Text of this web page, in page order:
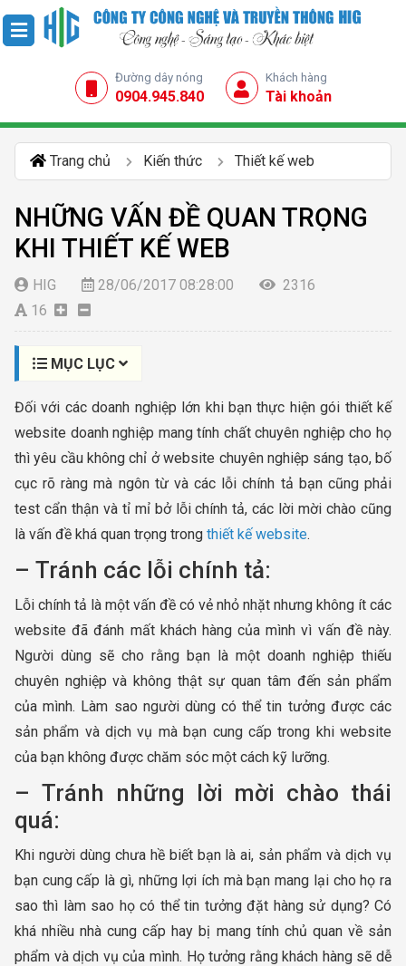
Đường dây nóng
0904.945.840
Khách hàng
Tài khoản
Trang chủ Kiến thức Thiết kế web
NHỮNG VẤN ĐỀ QUAN TRỌNG
KHI THIẾT KẾ WEB
HIG 28/06/2017 08:28:00
2316
16
MỤC LỤC
Đối với các doanh nghiệp lớn khi bạn thực hiện gói thiết kế
website doanh nghiệp mang tính chất chuyên nghiệp cho họ
thì yêu cầu không chỉ ở website chuyên nghiệp sáng tạo, bố
cục rõ ràng mà ngôn từ và các lỗi chính tả bạn cũng phải
test cẩn thận và tỉ mỉ bở lỗi chính tả, các lời mời chào cũng
là vấn đề khá quan trọng trong thiết kế website.
– Tránh các lỗi chính tả:
Lỗi chính tả là một vấn đề có vẻ nhỏ nhặt nhưng không ít các
website đã đánh mất khách hàng của mình vì vấn đề này.
Người dùng sẽ cho rằng bạn là một doanh nghiệp thiếu
chuyên nghiệp và không thật sự quan tâm đến sản phẩm
của mình. Làm sao người dùng có thể tin tưởng được các
sản phẩm và dịch vụ mà bạn cung cấp trong khi website
của bạn không được chăm sóc một cách kỹ lưỡng.
– Tránh những lời mời chào thái
quá:
Khi người dùng chưa hề biết bạn là ai, sản phẩm và dịch vụ
bạn cung cấp là gì, những lợi ích mà bạn mang lại cho họ ra
sao thì làm sao họ có thể tin tưởng đặt hàng sử dụng? Có
khá nhiều nhà cung cấp hay bị mang tính chủ quan về sản
phẩm và dịch vụ của mình. Họ tưởng rằng khách hàng sẽ dễ